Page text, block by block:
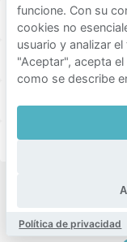
Moabit
Alt-Treptow
Weissensee
funcione. Con su
cookies no
usuario y analizar
"Aceptar", acepta
como se describe
Política de privacidad